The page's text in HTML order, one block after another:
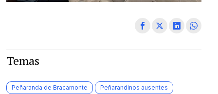
Temas
Peñaranda de Bracamonte Peñarandinos ausentes